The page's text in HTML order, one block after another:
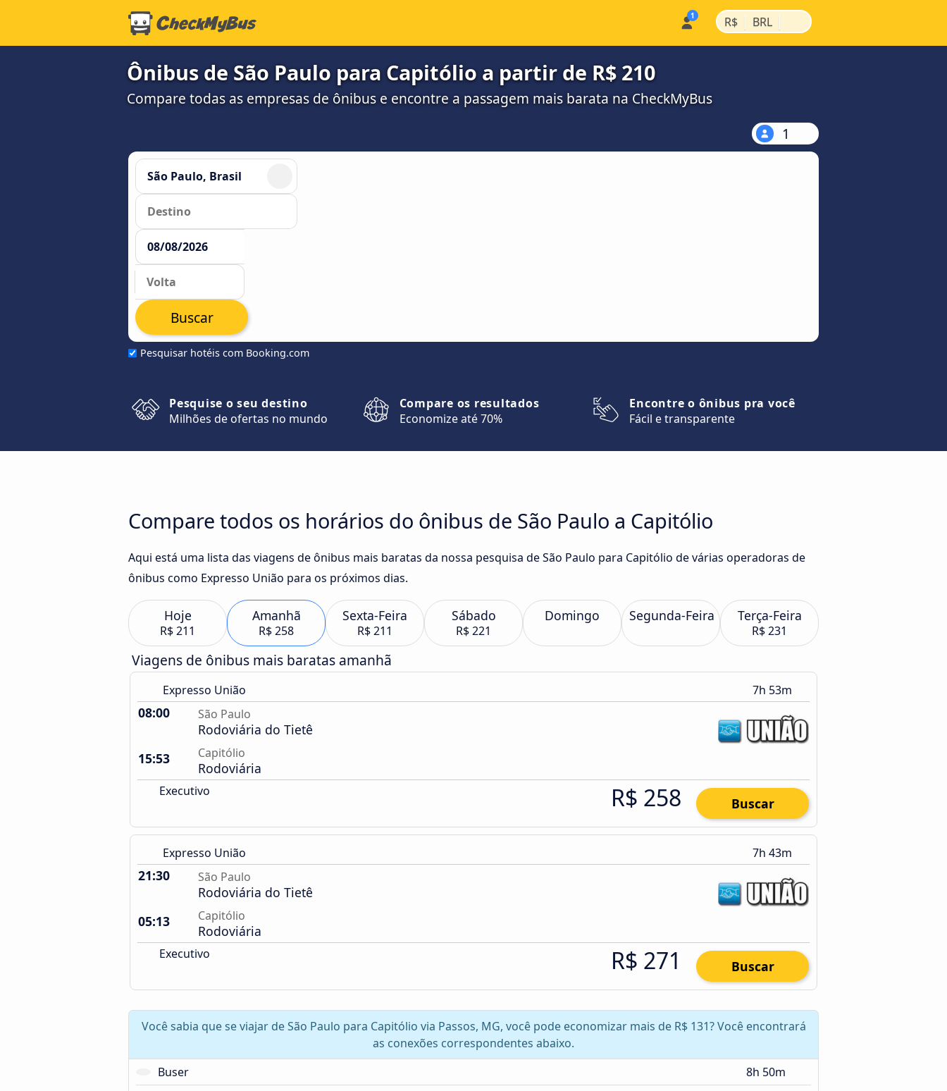
R$ | BRL |
Ônibus de São Paulo para Capitólio a partir de R$ 210
Compare todas as empresas de ônibus e encontre a passagem mais barata na CheckMyBus
1
Pesquisar hotéis com Booking.com
Buscar
Pesquise o seu destino
Milhões de ofertas no mundo
Compare os resultados
Economize até 70%
Encontre o ônibus pra você
Fácil e transparente
Compare todos os horários do ônibus de São Paulo a Capitólio
Aqui está uma lista das viagens de ônibus mais baratas da nossa pesquisa de São Paulo para Capitólio de várias operadoras de
ônibus como Expresso União para os próximos dias.
Hoje
R$ 211
Amanhã
R$ 258
Sexta-Feira
R$ 211
Sábado
R$ 221
Domingo Segunda-Feira Terça-Feira
R$ 231
Viagens de ônibus mais baratas amanhã
Expresso União 7h 53m
08:00 São Paulo
Rodoviária do Tietê
15:53
Capitólio
Rodoviária
Executivo R$ 258 Buscar
Expresso União 7h 43m
21:30 São Paulo
Rodoviária do Tietê
05:13
Capitólio
Rodoviária
Executivo R$ 271 Buscar
Você sabia que se viajar de São Paulo para Capitólio via Passos, MG, você pode economizar mais de R$ 131? Você encontrará
as conexões correspondentes abaixo.
Buser
8h 50m